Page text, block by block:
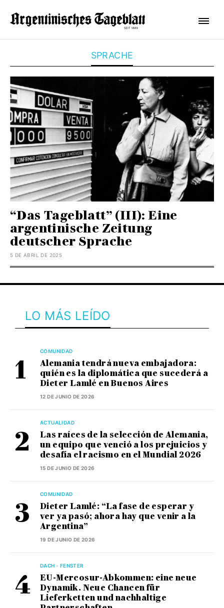
SPRACHE
“Das Tageblatt” (III): Eine
argentinische Zeitung
deutscher Sprache
5 DE ABRIL DE 2025
LO MÁS LEÍDO
COMUNIDAD
Alemania tendrá nueva embajadora:
quién es la diplomática que sucederá a
Dieter Lamlé en Buenos Aires
12 DE JUNIO DE 2026
ACTUALIDAD
Las raíces de la selección de Alemania,
un equipo que venció a los prejuicios y
desafía el racismo en el Mundial 2026
15 DE JUNIO DE 2026
COMUNIDAD
Dieter Lamlé: “La fase de esperar y
ver ya pasó; ahora hay que venir a la
Argentina”
19 DE JUNIO DE 2026
DACH - FENSTER
EU-Mercosur-Abkommen: eine neue
Dynamik. Neue Chancen für
Lieferketten und nachhaltige